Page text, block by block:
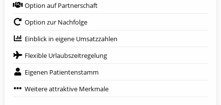
Option auf Partnerschaft
Option zur Nachfolge
Einblick in eigene Umsatzzahlen
Flexible Urlaubszeitregelung
Eigenen Patientenstamm
Weitere attraktive Merkmale